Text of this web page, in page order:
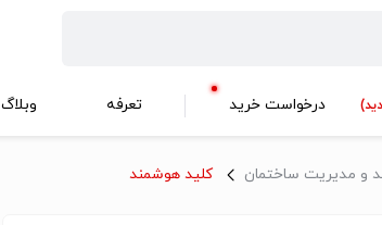
درخواست خرید تعرفه وبلاگ
و مدیریت ساختمان کلید هوشمند